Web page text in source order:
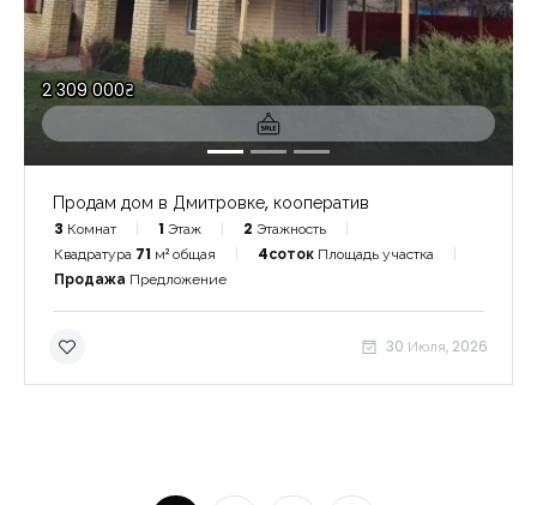
2 309 000₴
Продам дом в Дмитровке, кооператив
3 Комнат 1 Этаж 2 Этажность
Квадратура 71 м² общая 4соток Площадь участка
Продажа Предложение
30 Июля, 2026